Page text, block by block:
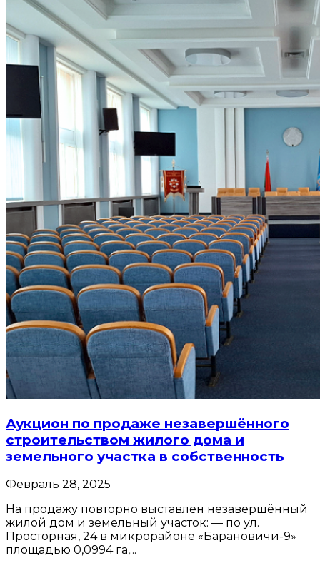
Аукцион по продаже незавершённого
строительством жилого дома и
земельного участка в собственность
Февраль 28, 2025
На продажу повторно выставлен незавершённый
жилой дом и земельный участок: — по ул.
Просторная, 24 в микрорайоне «Барановичи-9»
площадью 0,0994 га,...